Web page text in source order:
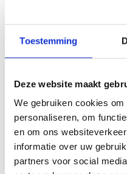
Toestemming
Deze website maakt
We gebruiken cookies
personaliseren, om
en om ons
informatie over uw
partners voor social